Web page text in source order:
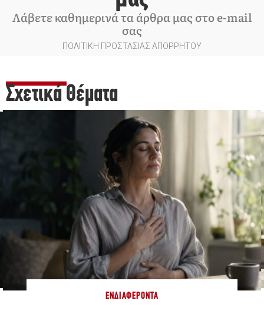
Λάβετε καθημερινά τα άρθρα μας στο e-mail
σας
ΠΟΛΙΤΙΚΗ ΠΡΟΣΤΑΣΙΑΣ ΑΠΟΡΡΗΤΟΥ
Σχετικά Θέματα
ΕΝΔΙΑΦΈΡΟΝΤΑ